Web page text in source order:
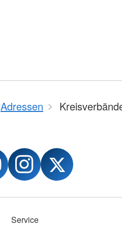
Adressen
Service